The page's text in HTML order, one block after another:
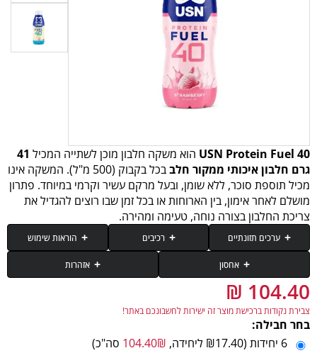
USN Protein Fuel 40 הוא משקה חלבון מוכן לשתייה המכיל 41
גרם חלבון איכותי ממקור חלב
בכל בקבוק (500 מ"ל). המשקה אינו
מכיל תוספת סוכר, ללא שומן, ובעל מרקם עשיר וקרמי במיוחד. פתרון
מושלם לאחר אימון, בין הארוחות או בכל זמן שבו רוצים להגדיל את
צריכת החלבון בצורה נוחה, טעימה ומהירה.
ערכים תזונתיים רכיבים הוראות שימוש
אחסון אזהרות
רכיב
אנרגיה (קלוריות)
סה"כ שומנים (גרם)
0.5 גרם
רכז חלבון חלב, אבקת חלב כחוש, חלבון חלב מבודד, מים, חומר טעם וריח, חומרים
מייצבים (קרנן, גלאי גאם), חומר מווסת חומציות טריסודיום ניטרט, צבע מאכל בטא
קרוטן, חומר ממתיק סוכרלוז.
הרכיבים עשויים להשתנות במעט בין הטעמים השונים.
ומשקה נוסף בין הארוחות. ביום ללא אימון לשתות משקה אחד בבוקר או בין הארוחות.
לאחר הפתיחה יש לשמור בקירור ולצרוך עד 24 שעות.
יש לאחסן במקום קריר ויבש, להמנע מחשיפה של המוצר לשמש.
יש להרחיק מהישג ידם של ילדים. נשים בהריון, נשים מניקות, אנשים הנוטלים
תרופות מרשם וילדים יש להיוועץ ברופא.
צבירת נקודות ברכישת מוצר זה ישירות לחשבונכם באתר!
בחר חבילה:
104.40₪
סה"כ)